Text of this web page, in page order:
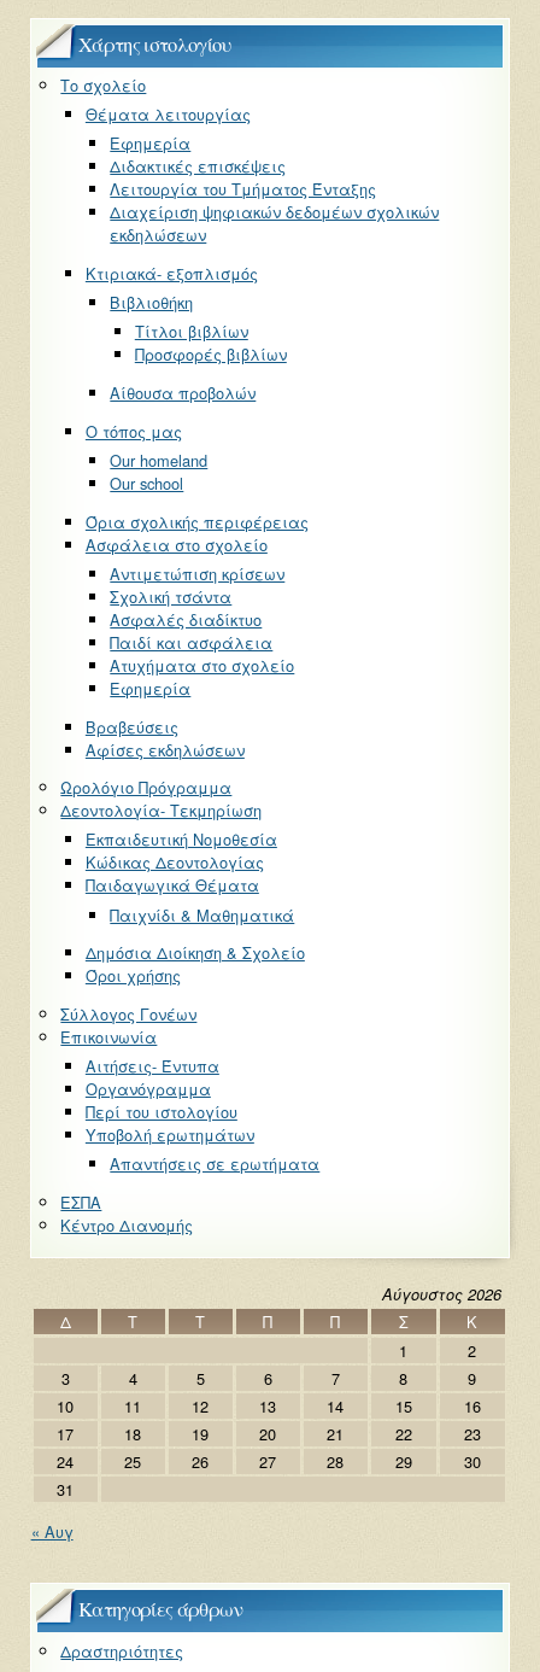
Χάρτης ιστολογίου
Το σχολείο
Θέματα λειτουργίας
Εφημερία
Διδακτικές επισκέψεις
Λειτουργία του Τμήματος Ένταξης
Διαχείριση ψηφιακών δεδομέων σχολικών
εκδηλώσεων
Κτιριακά- εξοπλισμός
Βιβλιοθήκη
Τίτλοι βιβλίων
Προσφορές βιβλίων
Αίθουσα προβολών
Ο τόπος μας
Our homeland
Our school
Όρια σχολικής περιφέρειας
Ασφάλεια στο σχολείο
Αντιμετώπιση κρίσεων
Σχολική τσάντα
Ασφαλές διαδίκτυο
Παιδί και ασφάλεια
Ατυχήματα στο σχολείο
Εφημερία
Βραβεύσεις
Αφίσες εκδηλώσεων
Ωρολόγιο Πρόγραμμα
Δεοντολογία- Τεκμηρίωση
Εκπαιδευτική Νομοθεσία
Κώδικας Δεοντολογίας
Παιδαγωγικά Θέματα
Παιχνίδι & Μαθηματικά
Δημόσια Διοίκηση & Σχολείο
Όροι χρήσης
Σύλλογος Γονέων
Επικοινωνία
Αιτήσεις- Έντυπα
Οργανόγραμμα
Περί του ιστολογίου
Υποβολή ερωτημάτων
Απαντήσεις σε ερωτήματα
ΕΣΠΑ
Κέντρο Διανομής
Αύγουστος 2026
Δ Τ Τ Π Π Σ
Κ
1
2
3
4 5 6 7 8
9
10
11 12 13 14 15
16
17
18 19 20 21 22
23
24
25 26 27 28 29
30
31
« Αυγ
Κατηγορίες άρθρων
Δραστηριότητες